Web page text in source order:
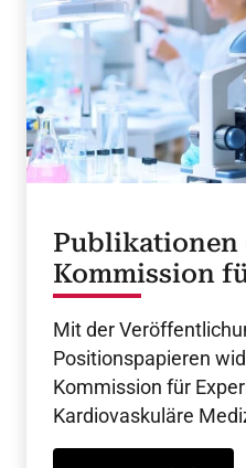
Publikationen
Kommission
Experimentelle
Mit der
Positionspapieren
Kommission für
Kardiovaskuläre
von Forschungsdaten